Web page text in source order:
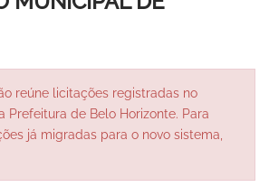
reúne licitações registradas no
Prefeitura de Belo Horizonte. Para
já migradas para o novo sistema,